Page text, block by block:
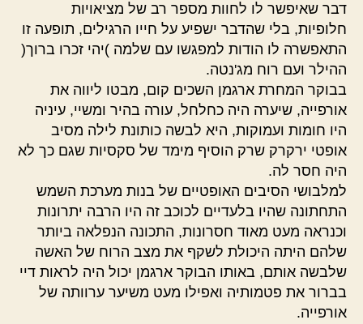
דבר שאיפשר לו לחוות מספר רב של מציאויות
חלופיות, בלי שהדבר ישפיע על חייו הרגילים, תופעה זו
התאפשרה לו הודות למפגשו עם שלמה )יהי זכרו ברוך(
ההילר ועם רוח מג'נטה.
בבוקר המחרת ארגמן השכים קום, מבטו ליווה את
אורפייה, שיערה היה כחלחל, עורה בהיר ומשיי, עיניה
היו חומות ועמוקות, היא לבשה כותונת לילה מסיב
אופטי ירקרק שרק הוסיף מימד של סקסיות שגם כך לא
היה חסר לה.
למלבושי הסיבים האופטיים של בנות מערכת השמש
התחתונה שהיו בלעדיים לכוכב זה היו הרבה יתרונות
וכנראה מעט מאוד חסרונות, התכונה הנפלאה ביותר
שלהם היתה היכולת לשקף את מצב הרוח של האשה
שלבשה אותם, באותו הבוקר ארגמן יכול היה לראות דיי
בברור את פטמותיה ואפילו מעט משיער ערוותה של
אורפייה.